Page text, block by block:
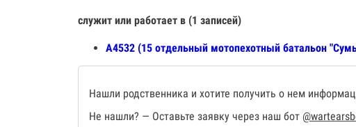
служит или работает в (1 записей)
А4532 (15 отдельный мотопехотный батальон
Нашли родственника и хотите получить о нем
Не нашли? — Оставьте заявку через наш бот